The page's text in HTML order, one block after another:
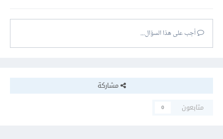
أجب على هذا السؤال...
مشاركة
متابعون
0